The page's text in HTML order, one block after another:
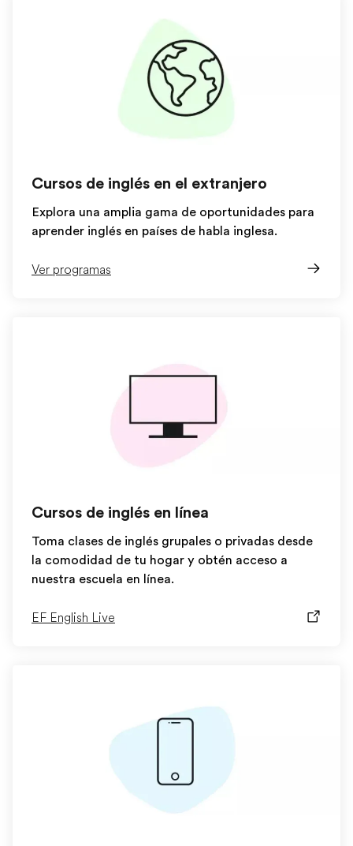
Cursos de inglés en el extranjero
Explora una amplia gama de oportunidades para
aprender inglés en países de habla inglesa.
Ver programas
Cursos de inglés en línea
Toma clases de inglés grupales o privadas desde
la comodidad de tu hogar y obtén acceso a
nuestra escuela en línea.
EF English Live